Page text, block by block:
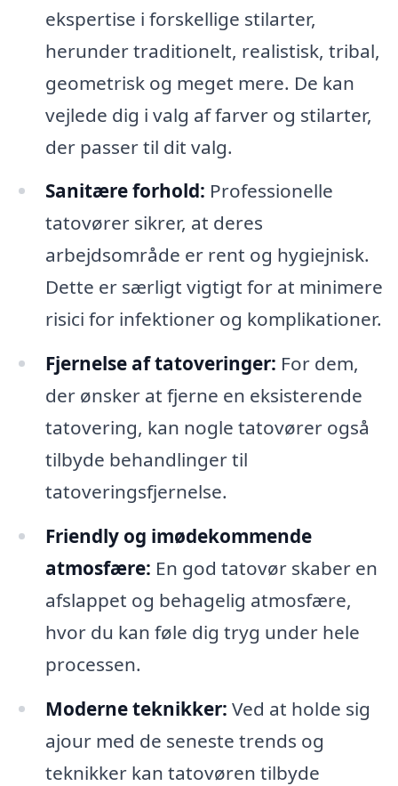
ekspertise i forskellige stilarter,
herunder traditionelt, realistisk, tribal,
geometrisk og meget mere. De kan
vejlede dig i valg af farver og stilarter,
der passer til dit valg.
Sanitære forhold: Professionelle
tatovører sikrer, at deres
arbejdsområde er rent og hygiejnisk.
Dette er særligt vigtigt for at minimere
risici for infektioner og komplikationer.
Fjernelse af tatoveringer: For dem,
der ønsker at fjerne en eksisterende
tatovering, kan nogle tatovører også
tilbyde behandlinger til
tatoveringsfjernelse.
Friendly og imødekommende
atmosfære: En god tatovør skaber en
afslappet og behagelig atmosfære,
hvor du kan føle dig tryg under hele
processen.
Moderne teknikker: Ved at holde sig
ajour med de seneste trends og
teknikker kan tatovøren tilbyde